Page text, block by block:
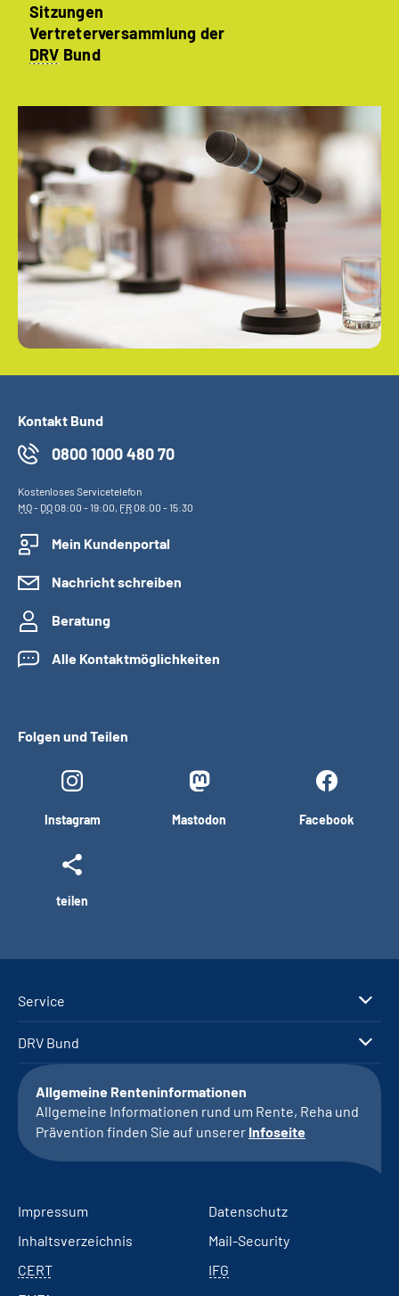
Sitzungen
Vertreterversammlung der
DRV Bund
Kontakt Bund
0800 1000 480 70
Kostenloses Servicetelefon
MO- DO08:00 - 19:00, FR08:00 - 15:30
Mein Kundenportal
Nachricht schreiben
Beratung
Alle Kontaktmöglichkeiten
Folgen und Teilen
Instagram Mastodon Facebook
teilen
Service
DRV Bund
Allgemeine Renteninformationen
Allgemeine Informationen rund um Rente, Reha und
Prävention finden Sie auf unserer Infoseite
Impressum
Datenschutz
Inhaltsverzeichnis
Mail-Security
CERT
IFG